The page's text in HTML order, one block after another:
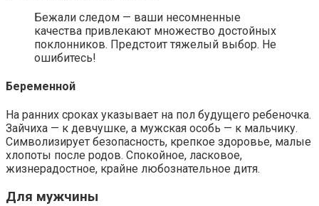
Бежали следом — ваши несомненные
качества привлекают множество достойных
поклонников. Предстоит тяжелый выбор. Не
ошибитесь!
Беременной
На ранних сроках указывает на пол будущего ребеночка.
Зайчиха — к девчушке, а мужская особь — к мальчику.
Символизирует безопасность, крепкое здоровье, малые
хлопоты после родов. Спокойное, ласковое,
жизнерадостное, крайне любознательное дитя.
Для мужчины